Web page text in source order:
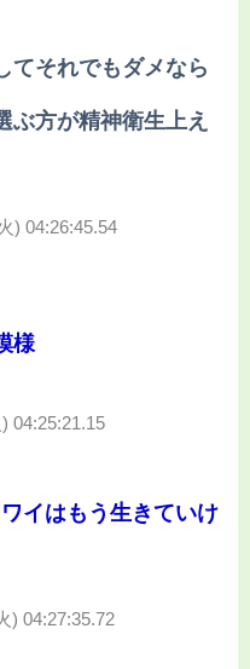
てそれでもダメなら
ぶ方が精神衛生上え
) 04:26:45.54
様
04:25:21.15
イはもう生きていけ
) 04:27:35.72